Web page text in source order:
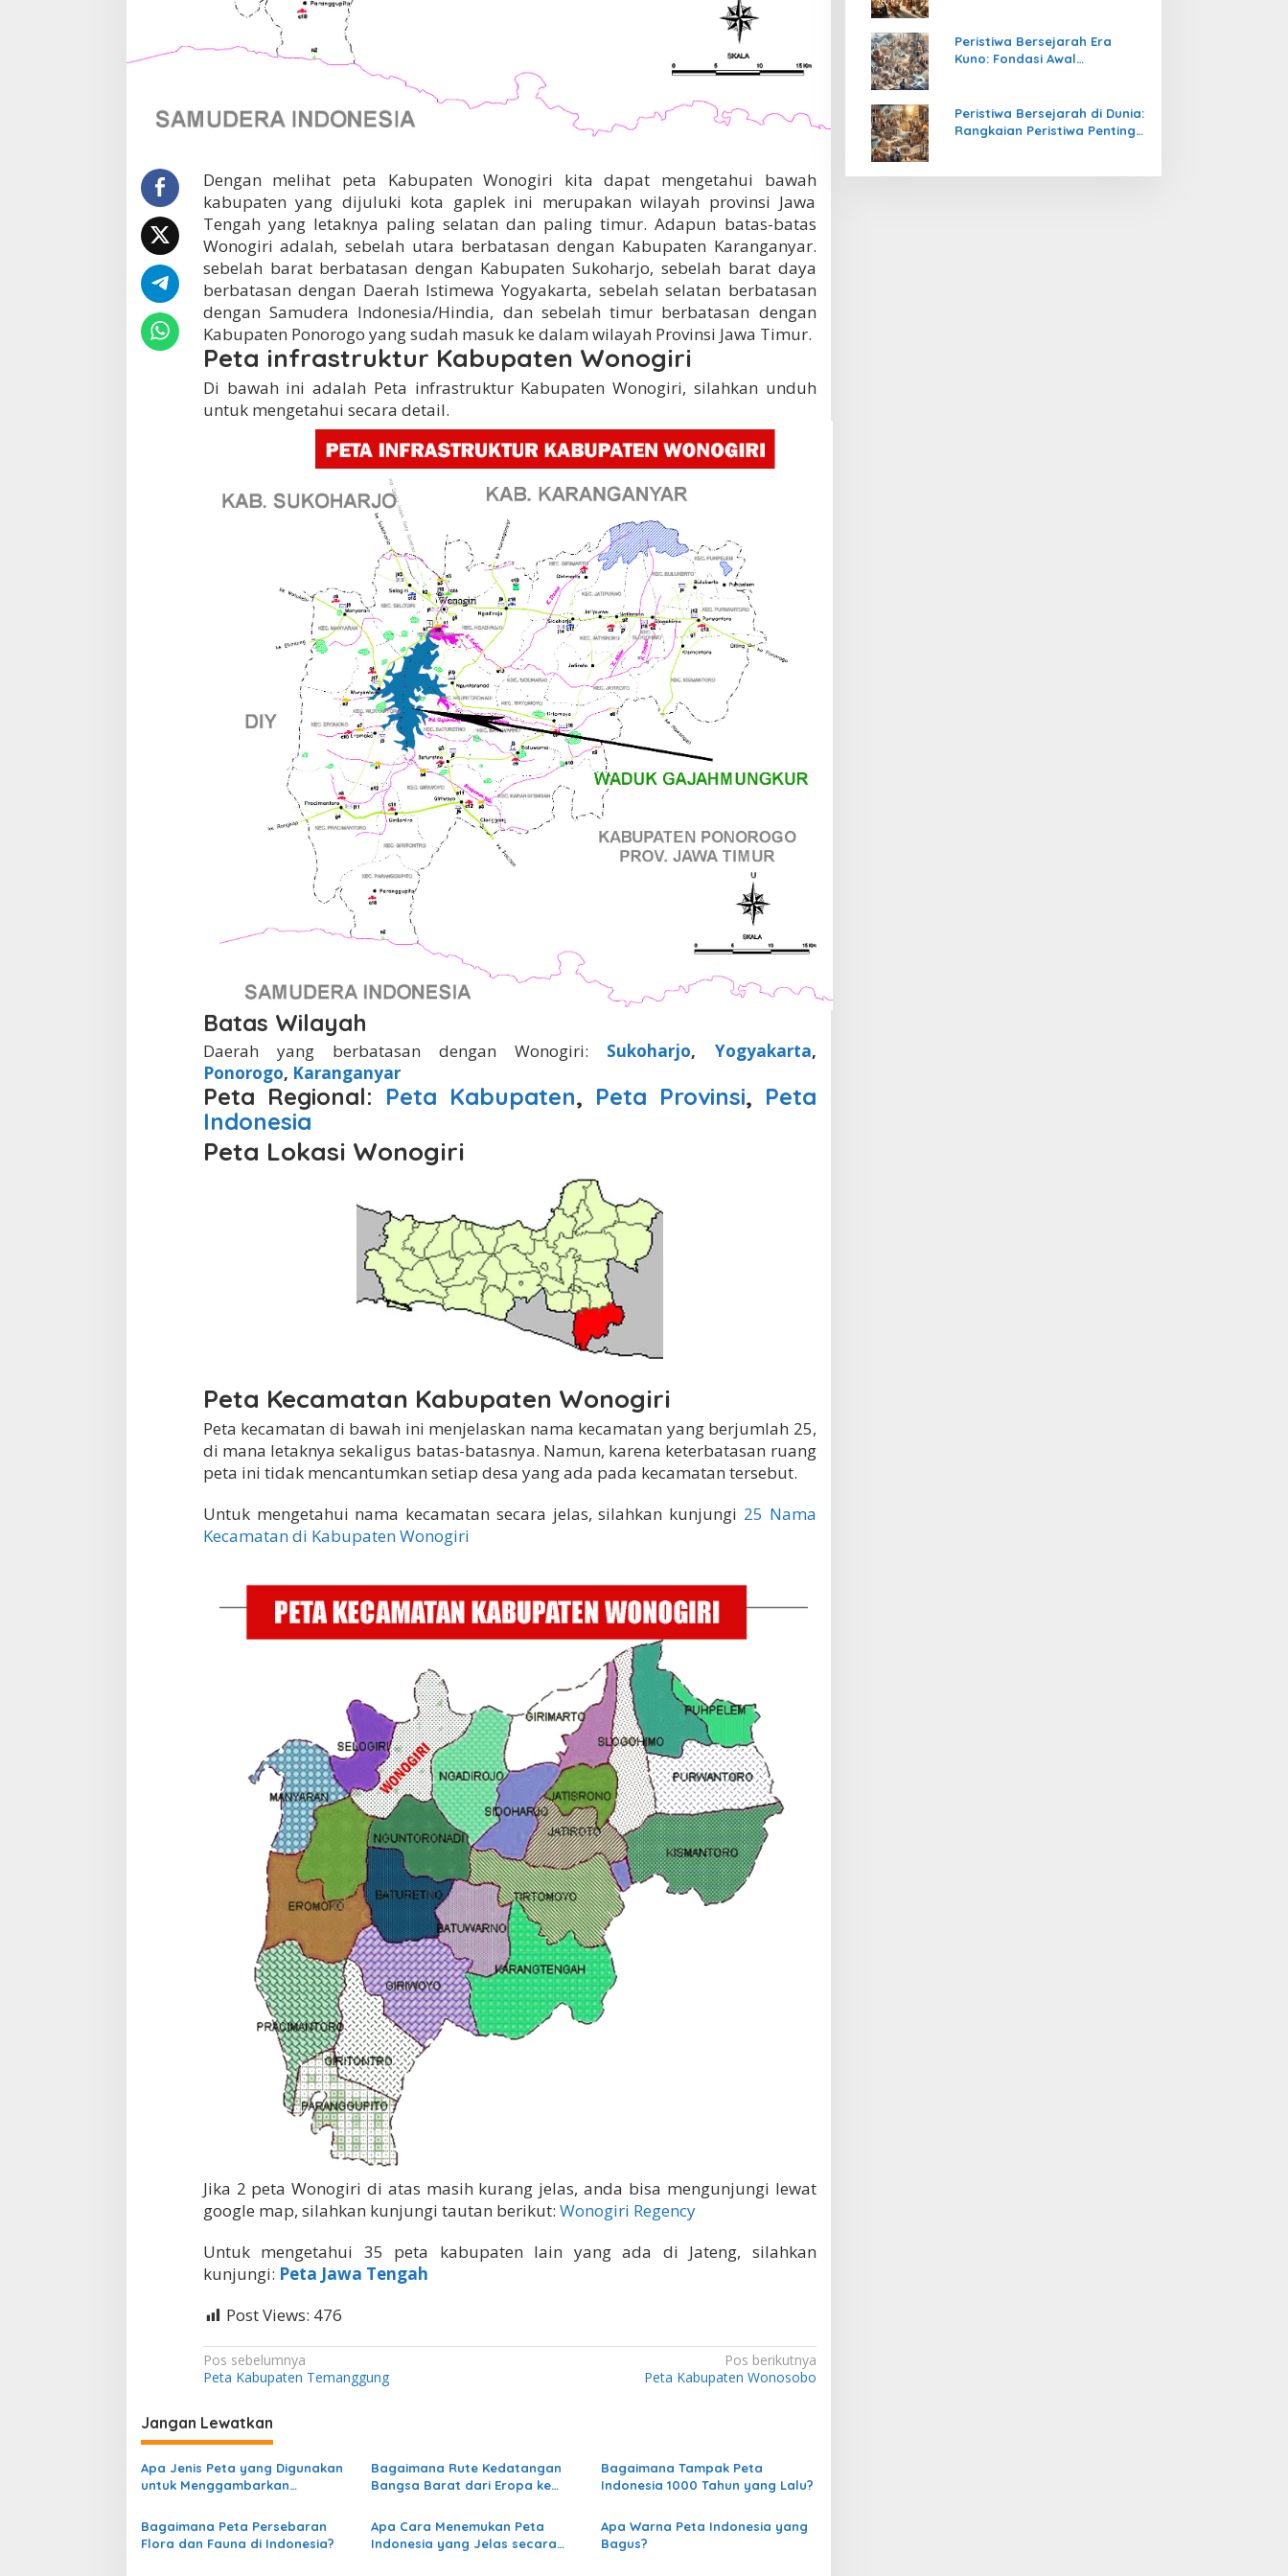
Dengan melihat peta Kabupaten Wonogiri kita dapat mengetahui bawah
kabupaten yang dijuluki kota gaplek ini merupakan wilayah provinsi Jawa
Tengah yang letaknya paling selatan dan paling timur. Adapun batas-batas
Wonogiri adalah, sebelah utara berbatasan dengan Kabupaten Karanganyar.
sebelah barat berbatasan dengan Kabupaten Sukoharjo, sebelah barat daya
berbatasan dengan Daerah Istimewa Yogyakarta, sebelah selatan berbatasan
dengan Samudera Indonesia/Hindia, dan sebelah timur berbatasan dengan
Kabupaten Ponorogo yang sudah masuk ke dalam wilayah Provinsi Jawa Timur.
Peta infrastruktur Kabupaten Wonogiri
Di bawah ini adalah Peta infrastruktur Kabupaten Wonogiri, silahkan unduh
untuk mengetahui secara detail.
Batas Wilayah
Daerah yang berbatasan dengan Wonogiri: Sukoharjo, Yogyakarta,
Ponorogo, Karanganyar
Peta Regional: Peta Kabupaten, Peta Provinsi, Peta
Indonesia
Peta Lokasi Wonogiri
Peta Kecamatan Kabupaten Wonogiri
Peta kecamatan di bawah ini menjelaskan nama kecamatan yang berjumlah 25,
di mana letaknya sekaligus batas-batasnya. Namun, karena keterbatasan ruang
peta ini tidak mencantumkan setiap desa yang ada pada kecamatan tersebut.
Untuk mengetahui nama kecamatan secara jelas, silahkan kunjungi 25 Nama
Kecamatan di Kabupaten Wonogiri
Jika 2 peta Wonogiri di atas masih kurang jelas, anda bisa mengunjungi lewat
google map, silahkan kunjungi tautan berikut: Wonogiri Regency
Untuk mengetahui 35 peta kabupaten lain yang ada di Jateng, silahkan
kunjungi: Peta Jawa Tengah
Post Views: 476
N
a
v
i
g
a
s
i
Pos sebelumnya
Peta Kabupaten Temanggung
Pos berikutnya
Peta Kabupaten Wonosobo
Jangan Lewatkan
Apa Jenis Peta yang Digunakan
untuk Menggambarkan
Indonesia?
Bagaimana Rute Kedatangan
Bangsa Barat dari Eropa ke
Bagaimana Tampak Peta
Indonesia 1000 Tahun yang Lalu?
Bagaimana Peta Persebaran
Flora dan Fauna di Indonesia?
Apa Cara Menemukan Peta
Indonesia yang Jelas secara
Apa Warna Peta Indonesia yang
Bagus?
Peristiwa Bersejarah Era
Kuno: Fondasi Awal
Peristiwa Bersejarah di Dunia:
Rangkaian Peristiwa Penting